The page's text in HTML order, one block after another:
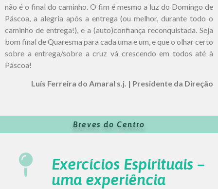
não é o final do caminho. O fim é mesmo a luz do Domingo de
Páscoa, a alegria após a entrega (ou melhor, durante todo o
caminho de entrega!), e a (auto)confiança reconquistada. Seja
bom final de Quaresma para cada uma e um, e que o olhar certo
sobre a entrega/sobre a cruz vá crescendo em todos até à
Páscoa!
Luís Ferreira do Amaral s.j. | Presidente da Direção
Breves do Centro
Exercícios Espirituais –
uma experiência